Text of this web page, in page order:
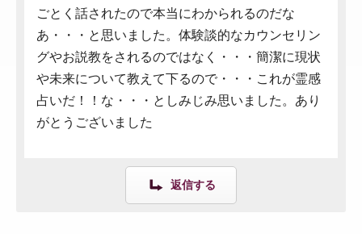
ごとく話されたので本当にわかられるのだな
あ・・・と思いました。体験談的なカウンセリン
グやお説教をされるのではなく・・・簡潔に現状
や未来について教えて下るので・・・これが霊感
占いだ！！な・・・としみじみ思いました。あり
がとうございました
返信する